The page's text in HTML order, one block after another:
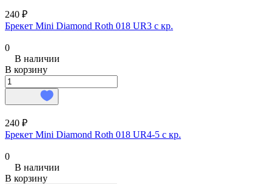
240 ₽
Брекет Mini Diamond Roth 018 UR3 с кр.
0
В наличии
В корзину
240 ₽
Брекет Mini Diamond Roth 018 UR4-5 с кр.
0
В наличии
В корзину